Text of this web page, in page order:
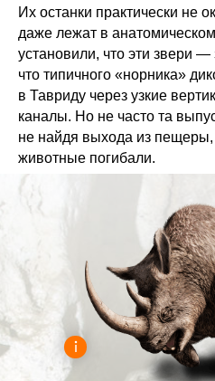
Их останки практически не
даже лежат в
установили, что эти звери
что типичного «норника»
в Тавриду через узкие
каналы. Но не часто та
не найдя выхода из пещеры,
животные погибали.